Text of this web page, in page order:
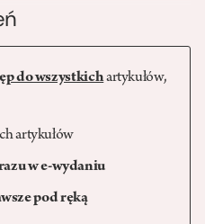
do wszystkichartykułów,
artykułów
w e-wydaniu
pod ręką